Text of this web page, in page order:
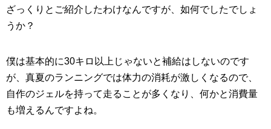
ざっくりとご紹介したわけなんですが、如何でしたでしょ
うか？
僕は基本的に30キロ以上じゃないと補給はしないのです
が、真夏のランニングでは体力の消耗が激しくなるので、
自作のジェルを持って走ることが多くなり、何かと消費量
も増えるんですよね。